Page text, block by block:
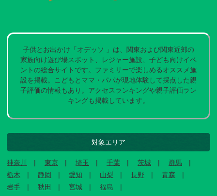
子供とお出かけ「オデッソ 」は、関東および関東近郊の
家族向け遊び場スポット、レジャー施設、子ども向けイベ
ントの総合サイトです。ファミリーで楽しめるオススメ施
設を掲載。こどもとママ・パパが現地体験して採点した親
子評価の情報もあり。アクセスランキングや親子評価ラン
キングも掲載しています。
対象エリア
神奈川 東京 埼玉 千葉 茨城
群馬
栃木
静岡 愛知 山梨 長野
青森
岩手
秋田 宮城 福島